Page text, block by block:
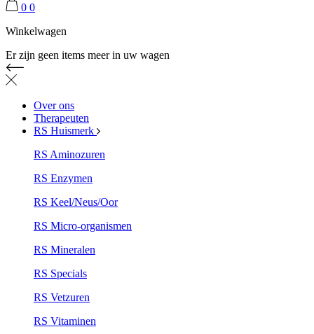
0 0
Winkelwagen
Er zijn geen items meer in uw wagen
Over ons
Therapeuten
RS Huismerk
RS Aminozuren
RS Enzymen
RS Keel/Neus/Oor
RS Micro-organismen
RS Mineralen
RS Specials
RS Vetzuren
RS Vitaminen